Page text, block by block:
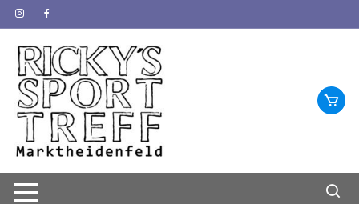
Zum
Inhalt
springen